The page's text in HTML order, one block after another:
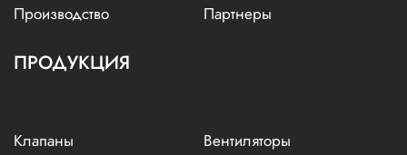
Производство Партнеры
ПРОДУКЦИЯ
Клапаны Вентиляторы